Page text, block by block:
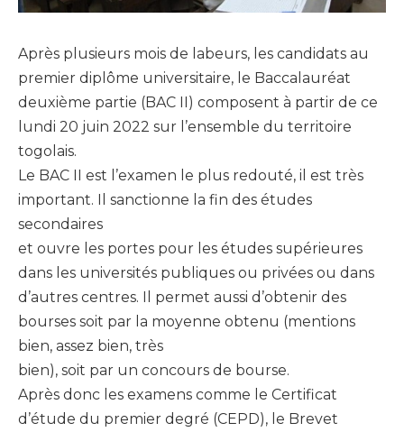
Après plusieurs mois de labeurs, les candidats au
premier diplôme universitaire, le Baccalauréat
deuxième partie (BAC II) composent à partir de ce
lundi 20 juin 2022 sur l’ensemble du territoire
togolais.
Le BAC II est l’examen le plus redouté, il est très
important. Il sanctionne la fin des études
secondaires
et ouvre les portes pour les études supérieures
dans les universités publiques ou privées ou dans
d’autres centres. Il permet aussi d’obtenir des
bourses soit par la moyenne obtenu (mentions
bien, assez bien, très
bien), soit par un concours de bourse.
Après donc les examens comme le Certificat
d’étude du premier degré (CEPD), le Brevet